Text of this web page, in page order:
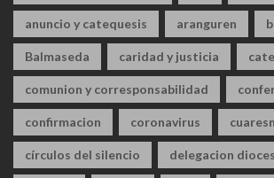
anuncio y catequesis aranguren
Balmaseda caridad y justicia
comunion y corresponsabilidad
confirmacion coronavirus
círculos del silencio delegacion